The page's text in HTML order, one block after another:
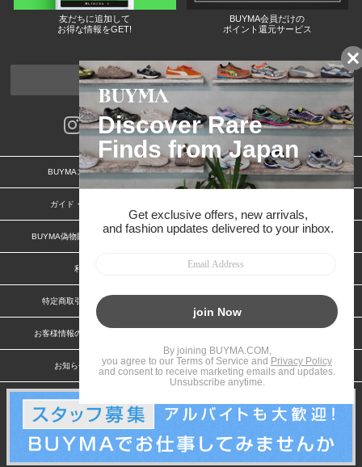
友だちに追加して
お得な情報をGET!
BUYMA会員だけの
ポイント還元サービス
ページトップへ
BUYMAスタートガイド 安心への取り組み
ガイド・お問い合わせ
BUYMA偽物販売防止の取り組み BUYMA CARD
利用規約
特定商取引法に関する表記 特定商取引法に関する表記(出品者)
お客様情報の外部送信について
お知らせ(PCサイト) 会社案内